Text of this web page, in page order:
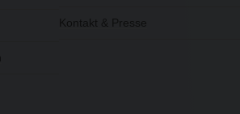
Kontakt & Presse